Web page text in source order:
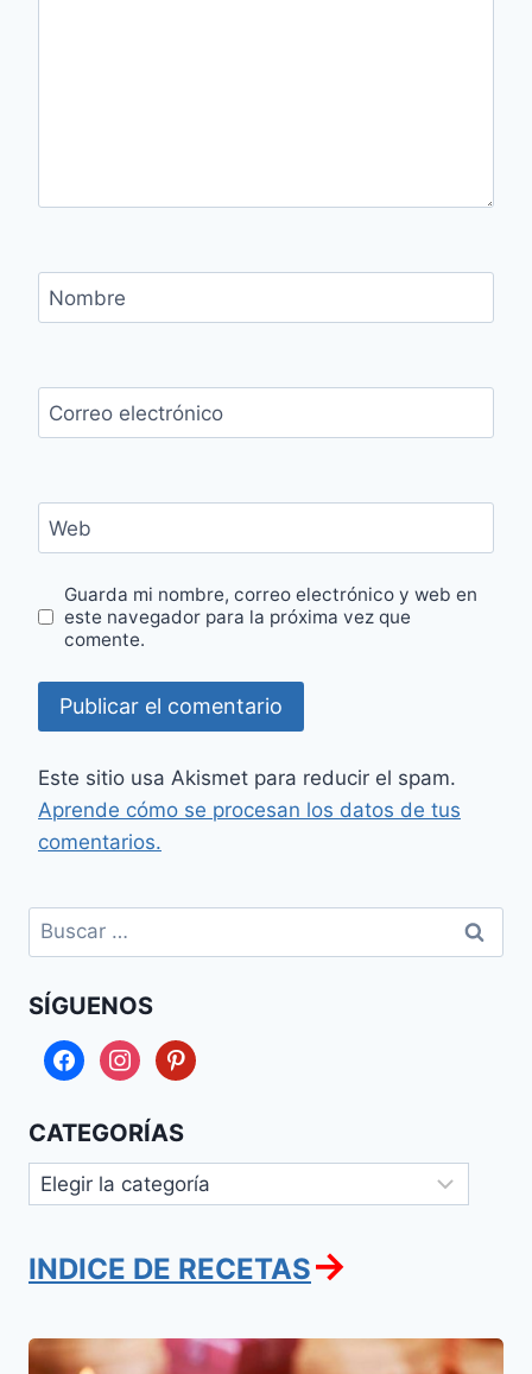
Nombre
Correo electrónico
Web
Guarda mi nombre, correo electrónico y web en
este navegador para la próxima vez que
comente.
Este sitio usa Akismet para reducir el spam.
Aprende cómo se procesan los datos de tus
comentarios.
Buscar:
SÍGUENOS
facebookinstagrampinterest
CATEGORÍAS
Categorías
INDICE DE RECETAS→
Sufganiot